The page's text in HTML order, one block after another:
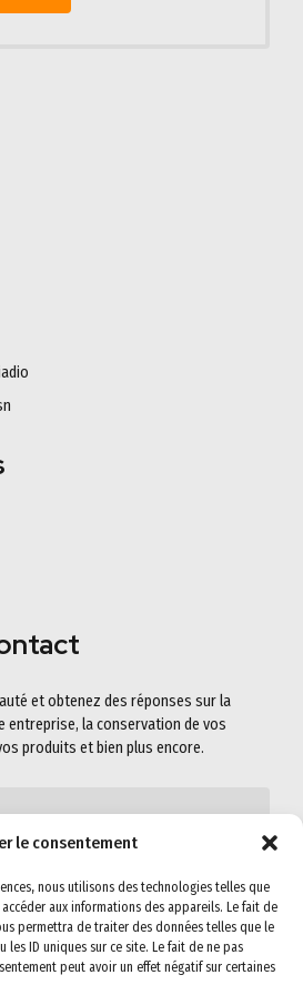
le consentement
nous utilisons des technologies telles que
aux informations des appareils. Le fait de
permettra de traiter des données telles que le
ID uniques sur ce site. Le fait de ne pas
peut avoir un effet négatif sur certaines
et obtenez des réponses sur la
entreprise, la conservation de vos
produits et bien plus encore.